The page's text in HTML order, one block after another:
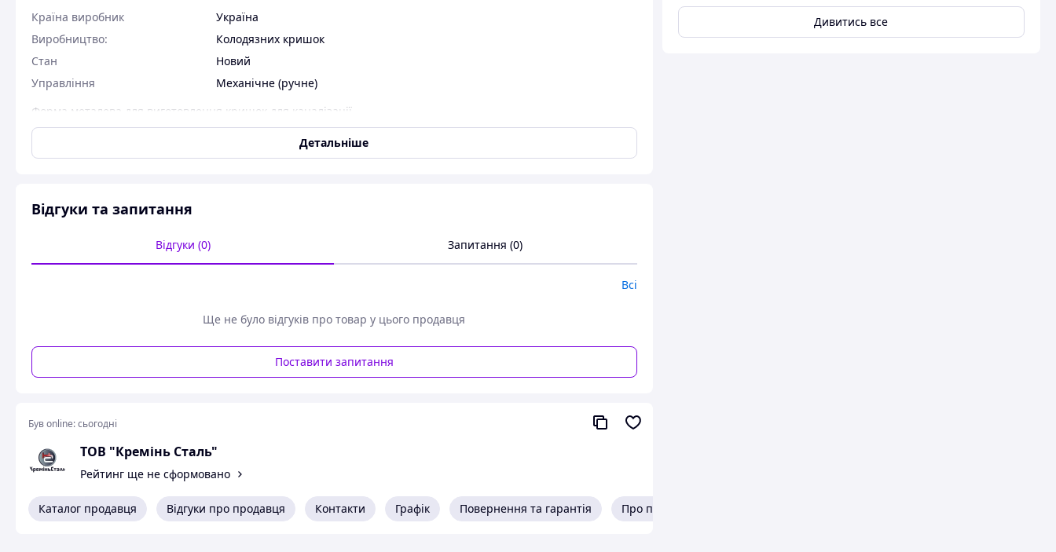
Дивитись все
Країна виробник
Україна
Виробництво:
Колодязних кришок
Стан
Новий
Управління
Механічне (ручне)
Форма металева для виготовлення кришок для каналізації.
Розміри готового бетонного виробу:
- висота 140 мм
Форма для отвори під люк в комплект не входить, ви можете придбати його окремо.
Схожі товари за характеристиками
Детальніше
Відгуки та запитання
Відгуки (0) Запитання (0)
Всі
Ще не було відгуків про товар у цього продавця
Поставити запитання
Був online:сьогодні
ТОВ "Кремінь Сталь"
Рейтинг ще не сформовано
Каталог продавця Відгуки про продавця Контакти Графік Повернення та гарантія Про продавця